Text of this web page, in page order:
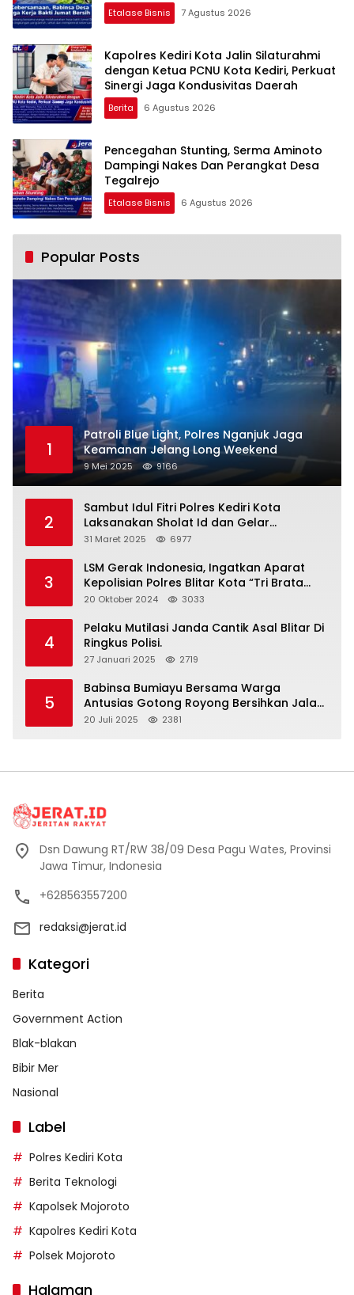
Etalase Bisnis 7 Agustus 2026
Kapolres Kediri Kota Jalin Silaturahmi
dengan Ketua PCNU Kota Kediri, Perkuat
Sinergi Jaga Kondusivitas Daerah
Berita 6 Agustus 2026
Pencegahan Stunting, Serma Aminoto
Dampingi Nakes Dan Perangkat Desa
Tegalrejo
Etalase Bisnis 6 Agustus 2026
Popular Posts
1
Patroli Blue Light, Polres Nganjuk Jaga
Keamanan Jelang Long Weekend
9 Mei 2025 9166
2
Sambut Idul Fitri Polres Kediri Kota
Laksanakan Sholat Id dan Gelar
Halalbihalal
31 Maret 2025 6977
3
LSM Gerak Indonesia, Ingatkan Aparat
Kepolisian Polres Blitar Kota “Tri Brata
Polri” Harus Diamalkan
20 Oktober 2024 3033
4
Pelaku Mutilasi Janda Cantik Asal Blitar Di
Ringkus Polisi.
27 Januari 2025 2719
5
Babinsa Bumiayu Bersama Warga
Antusias Gotong Royong Bersihkan Jalan
Dusun Banaran
20 Juli 2025 2381
Dsn Dawung RT/RW 38/09 Desa Pagu Wates, Provinsi
Jawa Timur, Indonesia
+628563557200
redaksi@jerat.id
Kategori
Berita
Government Action
Blak-blakan
Bibir Mer
Nasional
Label
Polres Kediri Kota
Berita Teknologi
Kapolsek Mojoroto
Kapolres Kediri Kota
Polsek Mojoroto
Halaman